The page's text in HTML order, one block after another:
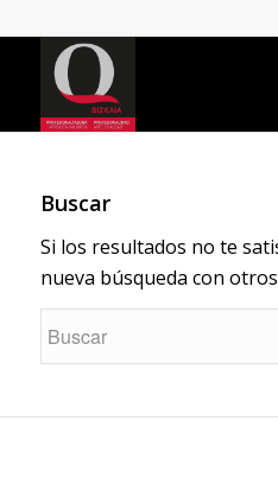
Buscar
Si los resultados no te
nueva búsqueda con